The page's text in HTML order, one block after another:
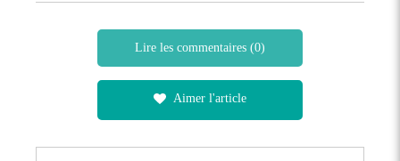
Lire les commentaires (0)
Aimer l'article